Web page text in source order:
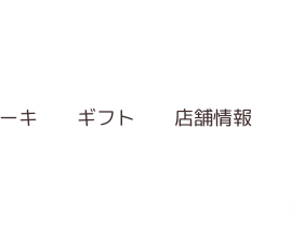
キ ギフト 店舗情報